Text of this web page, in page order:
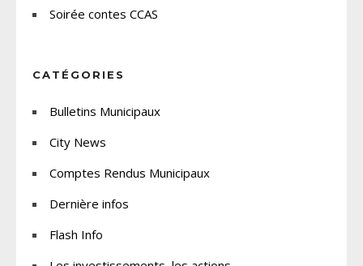
Soirée contes CCAS
CATÉGORIES
Bulletins Municipaux
City News
Comptes Rendus Municipaux
Dernière infos
Flash Info